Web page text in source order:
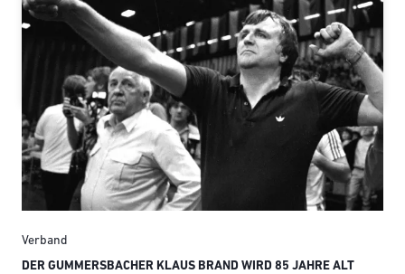
Ein Beitrag geteilt von DHB Talents (@dhb_talents)
Verband
DER GUMMERSBACHER KLAUS BRAND WIRD 85 JAHRE ALT